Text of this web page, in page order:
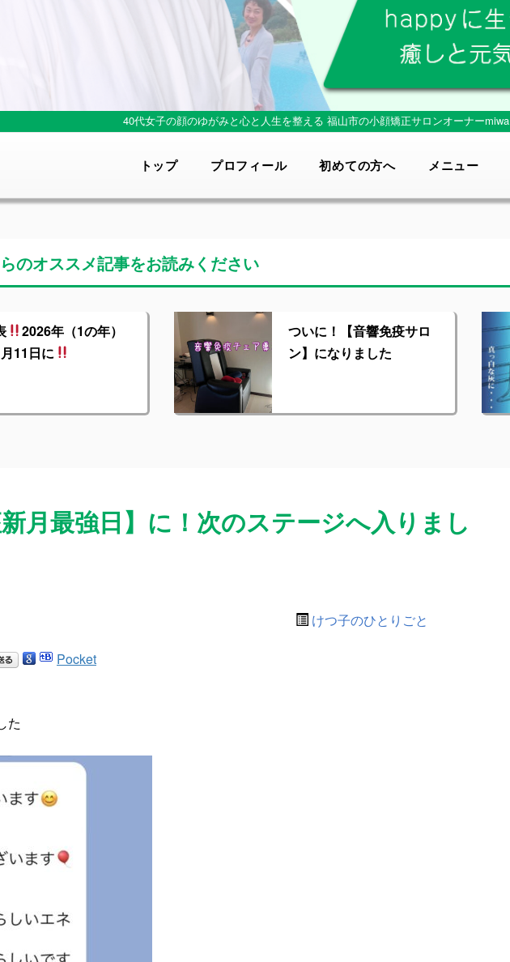
40代女子の顔のゆがみと心と人生を整える 福山市の小顔矯正サロンオーナーmiwa
トップ プロフィール 初めての方へ メニュー
のオススメ記事をお読みください
2026年（1の年）
11日に
ついに！【音響免疫サロ
ン】になりました
新月最強日】に！次のステージへ入りまし
けつ子のひとりごと
Pocket
た